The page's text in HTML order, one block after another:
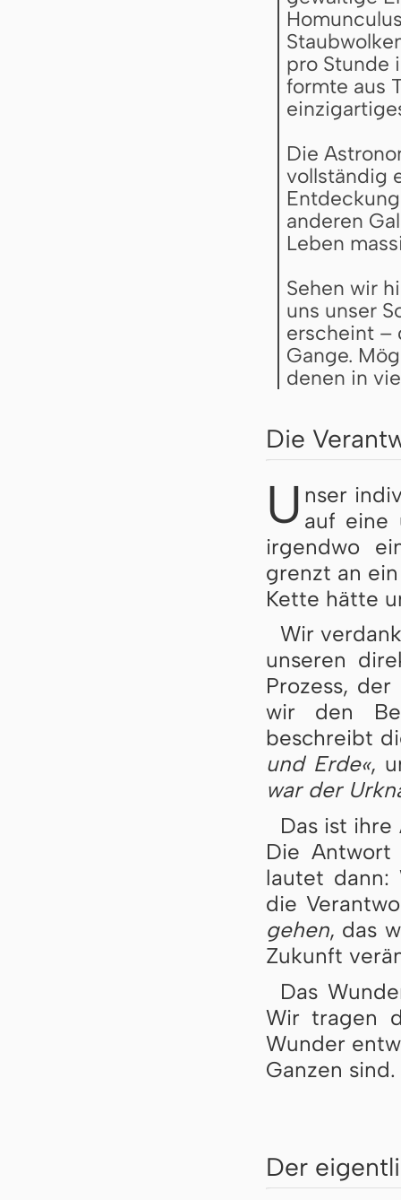
pro Stunde
formte aus
Die
vollständig
anderen
Leben
Sehen wir
uns unser
erscheint –
Gange.
denen in
Die
U nser
auf eine
irgendwo
grenzt an
Kette hätte
Wir
unseren
Prozess,
wir den
beschreibt
und Erde«,
war der
Das ist
Die
lautet dann:
die
gehen, das
Zukunft
Das
Wir tragen
Wunder
Ganzen sind.
Der